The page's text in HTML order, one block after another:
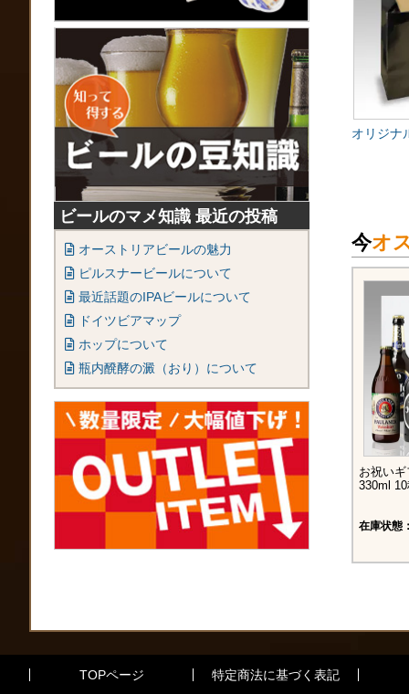
オリジナ
今オ
お祝いギフト 人気ドイツビール
330ml 5種10本 飲み比べセット
在庫状態： 在庫あり
販売価格 ￥6,080
お祝い
330ml
在庫状態
ビールのマメ知識 最近の投稿
オーストリアビールの魅力
ピルスナービールについて
最近話題のIPAビールについて
ドイツビアマップ
ホップについて
瓶内醗酵の澱（おり）について
TOPページ 特定商法に基づく表記